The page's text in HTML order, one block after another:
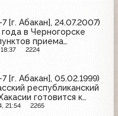
[г. Абакан], 24.07.2007)
в Черногорске
приема
2224
[г. Абакан], 05.02.1999)
республиканский
готовится к
Абаканский
21:54 2265